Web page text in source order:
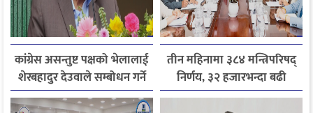
कांग्रेस असन्तुष्ट पक्षको भेलालाई
शेरबहादुर देउवाले सम्बोधन गर्ने
तीन महिनामा ३८४ मन्त्रिपरिषद्
निर्णय, ३२ हजारभन्दा बढी
गुनासो फर्छ्योट